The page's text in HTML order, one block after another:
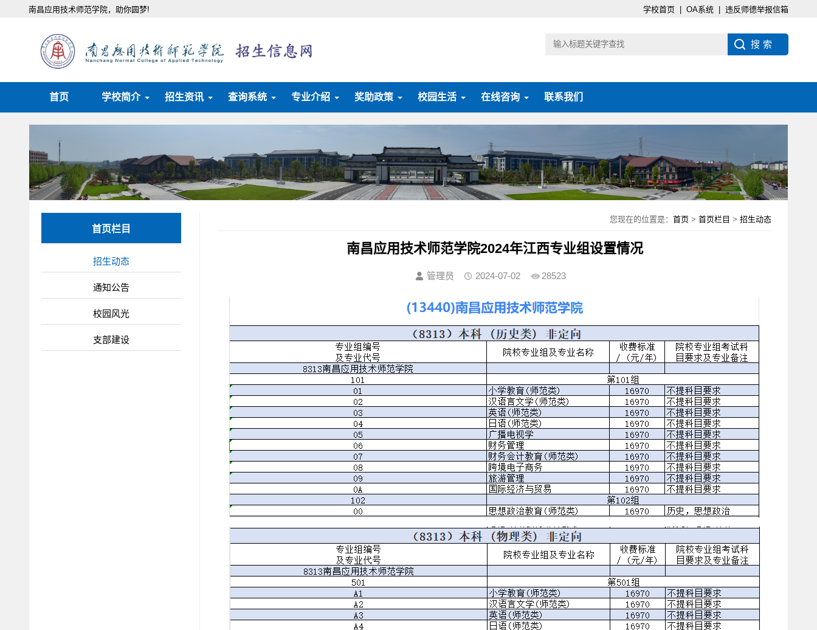
南昌应用技术师范学院，助你圆梦! 学校首页 OA系统 违反师德举报信箱
首页 学校简介 招生资讯 查询系统 专业介绍 奖助政策 校园生活 在线咨询 联系我们
首页栏目
招生动态
通知公告
校园风光
支部建设
您现在的位置是： 首页 > 首页栏目 > 招生动态
南昌应用技术师范学院2024年江西专业组设置情况
管理员 2024-07-02 28523